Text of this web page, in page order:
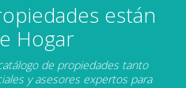
están
Hogar
de propiedades tanto
y asesores expertos para